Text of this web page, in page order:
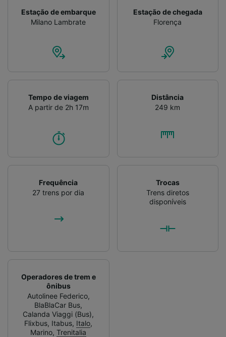
Estação de embarque
Milano Lambrate
Estação de chegada
Florença
Tempo de viagem
A partir de 2h 17m
Distância
249 km
Frequência
27 trens por dia
Trocas
Trens diretos
disponíveis
Operadores de trem e
ônibus
Autolinee Federico,
BlaBlaCar Bus,
Calanda Viaggi (Bus),
Flixbus, Itabus, Italo,
Marino,Trenitalia
Verificar ativamente as características do
dispositivo para identificação. Armazenar e/ou
acessar informações em um dispositivo.
medição de publicidade e conteúdo, pesquisa
de público e desenvolvimento de serviços..